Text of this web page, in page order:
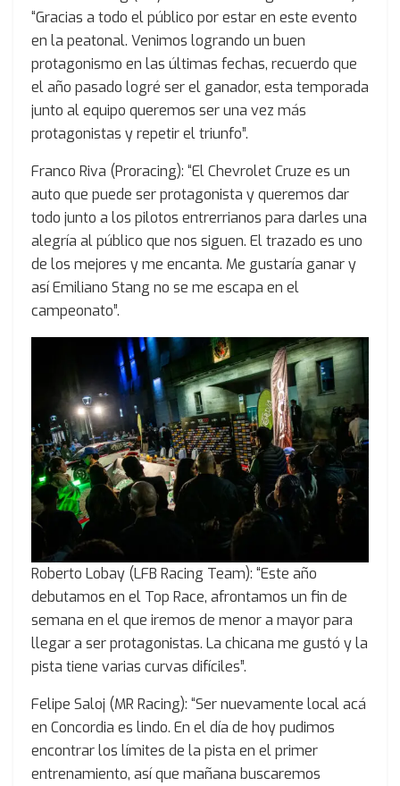
“Gracias a todo el público por estar en este evento
en la peatonal. Venimos logrando un buen
protagonismo en las últimas fechas, recuerdo que
el año pasado logré ser el ganador, esta temporada
junto al equipo queremos ser una vez más
protagonistas y repetir el triunfo”.
Franco Riva (Proracing): “El Chevrolet Cruze es un
auto que puede ser protagonista y queremos dar
todo junto a los pilotos entrerrianos para darles una
alegría al público que nos siguen. El trazado es uno
de los mejores y me encanta. Me gustaría ganar y
así Emiliano Stang no se me escapa en el
campeonato”.
Roberto Lobay (LFB Racing Team): “Este año
debutamos en el Top Race, afrontamos un fin de
semana en el que iremos de menor a mayor para
llegar a ser protagonistas. La chicana me gustó y la
pista tiene varias curvas difíciles”.
Felipe Saloj (MR Racing): “Ser nuevamente local acá
en Concordia es lindo. En el día de hoy pudimos
encontrar los límites de la pista en el primer
entrenamiento, así que mañana buscaremos